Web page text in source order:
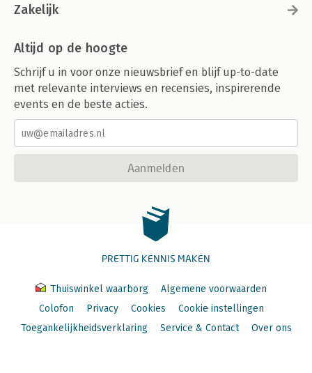
Zakelijk
Altijd op de hoogte
Schrijf u in voor onze nieuwsbrief en blijf up-to-date
met relevante interviews en recensies, inspirerende
events en de beste acties.
Aanmelden
PRETTIG KENNIS MAKEN
Thuiswinkel waarborg
Algemene voorwaarden
Colofon
Privacy Cookies
Cookie instellingen
Toegankelijkheidsverklaring
Service & Contact Over ons